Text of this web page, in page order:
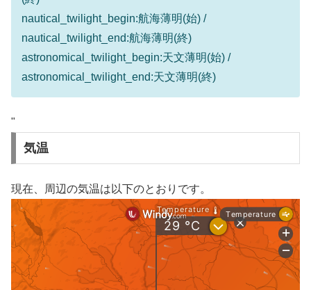
nautical_twilight_begin:航海薄明(始) /
nautical_twilight_end:航海薄明(終)
astronomical_twilight_begin:天文薄明(始) /
astronomical_twilight_end:天文薄明(終)
"
気温
現在、周辺の気温は以下のとおりです。